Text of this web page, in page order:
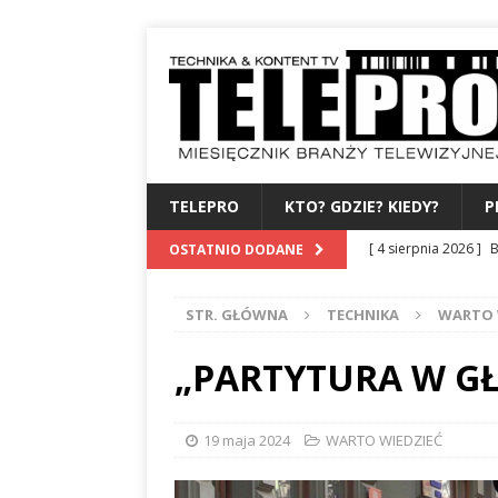
TELEPRO KTO? GDZIE? KIEDY?
OSTATNIO DODANE [ 4 sierpnia 2026 ]
[ 3 sierpnia 2026 ]
WYDAWCA
[ 27 lipca 2026 ]
STR. GŁÓWNA TECHNIKA WARTO
„PARTYTURA W
19 maja 2024 WARTO WIEDZIEĆ